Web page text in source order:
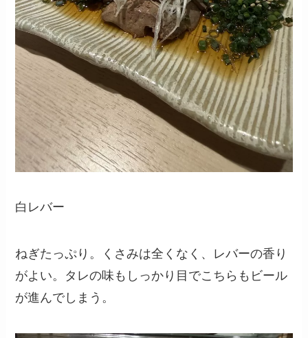
白レバー
ねぎたっぷり。くさみは全くなく、レバーの香り
がよい。タレの味もしっかり目でこちらもビール
が進んでしまう。